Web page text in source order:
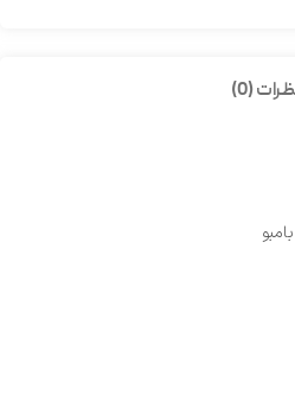
(0)